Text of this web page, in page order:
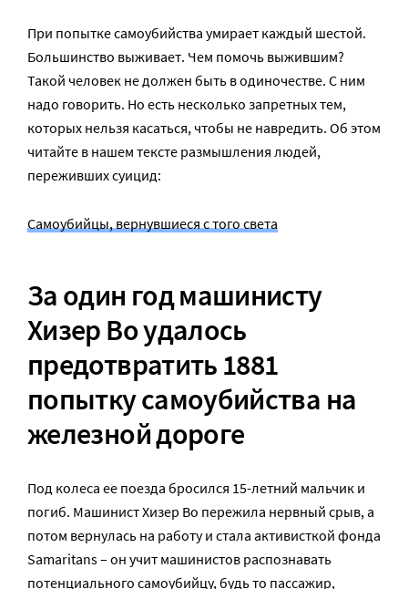
При попытке самоубийства умирает каждый шестой.
Большинство выживает. Чем помочь выжившим?
Такой человек не должен быть в одиночестве. С ним
надо говорить. Но есть несколько запретных тем,
которых нельзя касаться, чтобы не навредить. Об этом
читайте в нашем тексте размышления людей,
переживших суицид:
Самоубийцы, вернувшиеся с того света
За один год машинисту
Хизер Во удалось
предотвратить 1881
попытку самоубийства на
железной дороге
Под колеса ее поезда бросился 15-летний мальчик и
погиб. Машинист Хизер Во пережила нервный срыв, а
потом вернулась на работу и стала активисткой фонда
Samaritans – он учит машинистов распознавать
потенциального самоубийцу, будь то пассажир,